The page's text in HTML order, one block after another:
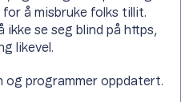
å misbruke folks tillit.
ikke se seg blind på https,
likevel.
og programmer oppdatert.